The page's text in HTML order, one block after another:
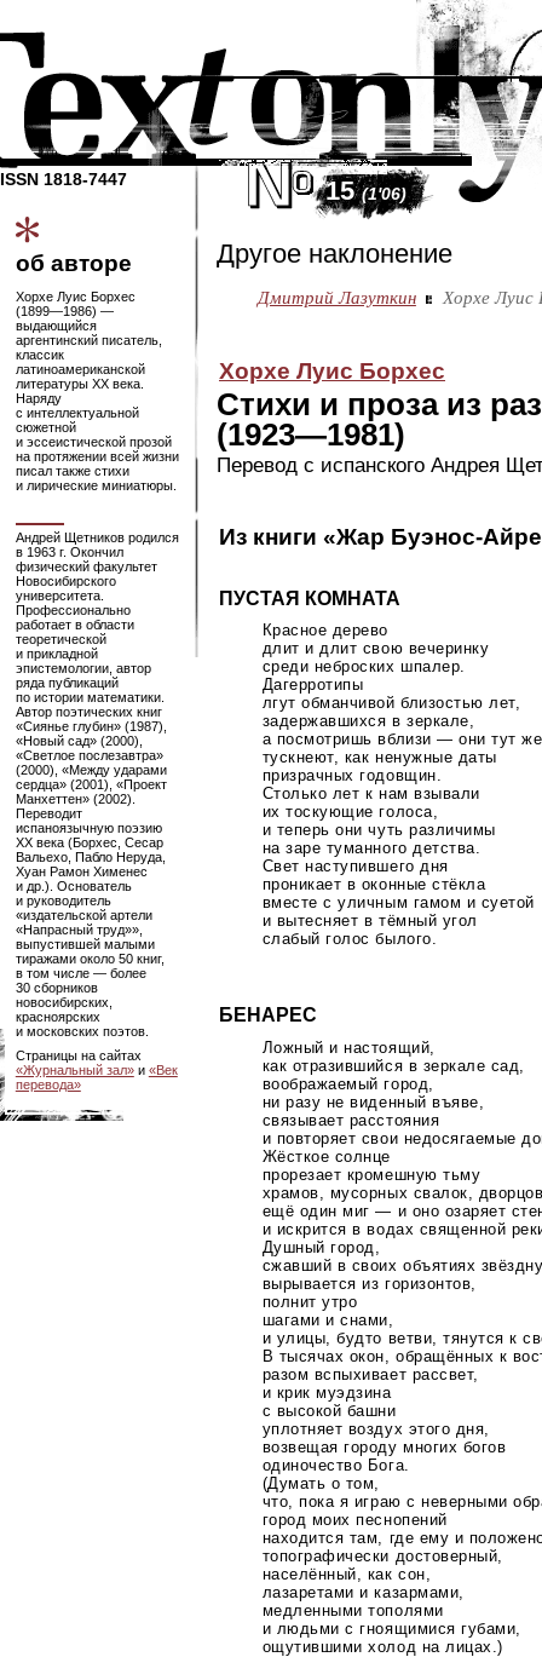
ISSN 1818-7447
об авторе
Хорхе Луис Борхес
(1899—1986) —
выдающийся
аргентинский писатель,
классик
латиноамериканской
литературы XX века.
Наряду
с интеллектуальной
сюжетной
и эссеистической прозой
на протяжении всей жизни
писал также стихи
и лирические миниатюры.
Андрей Щетников родился
в 1963 г. Окончил
физический факультет
Новосибирского
университета.
Профессионально
работает в области
теоретической
и прикладной
эпистемологии, автор
ряда публикаций
по истории математики.
Автор поэтических книг
«Сиянье глубин» (1987),
«Новый сад» (2000),
«Светлое послезавтра»
(2000), «Между ударами
сердца» (2001), «Проект
Манхеттен» (2002).
Переводит
испаноязычную поэзию
XX века (Борхес, Сесар
Вальехо, Пабло Неруда,
Хуан Рамон Хименес
и др.). Основатель
и руководитель
«издательской артели
«Напрасный труд»»,
выпустившей малыми
тиражами около 50 книг,
в том числе — более
30 сборников
новосибирских,
красноярских
и московских поэтов.
Страницы на сайтах
«Журнальный зал»и «Век
перевода»
15(1'06)
Другое наклонение
Дмитрий Лазуткин Хорхе Луис
Хорхе Луис Борхес
Стихи и проза из
(1923—1981)
Перевод с испанского Андрея
Из книги «Жар Буэнос-
ПУСТАЯ КОМНАТА
Красное дерево
длит и длит свою вечеринку
среди неброских шпалер.
Дагерротипы
лгут обманчивой близостью лет,
задержавшихся в зеркале,
а посмотришь вблизи — они тут же
тускнеют, как ненужные даты
призрачных годовщин.
Столько лет к нам взывали
их тоскующие голоса,
и теперь они чуть различимы
на заре туманного детства.
Свет наступившего дня
проникает в оконные стёкла
вместе с уличным гамом и суетой
и вытесняет в тёмный угол
слабый голос былого.
БЕНАРЕС
Ложный и настоящий,
как отразившийся в зеркале сад,
воображаемый город,
ни разу не виденный въяве,
связывает расстояния
и повторяет свои недосягаемые
Жёсткое солнце
прорезает кромешную тьму
храмов, мусорных свалок,
ещё один миг — и оно озаряет
и искрится в водах священной
Душный город,
сжавший в своих объятиях
вырывается из горизонтов,
полнит утро
шагами и снами,
и улицы, будто ветви, тянутся к
В тысячах окон, обращённых к
разом вспыхивает рассвет,
и крик муэдзина
с высокой башни
уплотняет воздух этого дня,
возвещая городу многих богов
одиночество Бога.
(Думать о том,
что, пока я играю с неверными
город моих песнопений
находится там, где ему и
топографически достоверный,
населённый, как сон,
лазаретами и казармами,
медленными тополями
и людьми с гноящимися губами,
ощутившими холод на лицах.)